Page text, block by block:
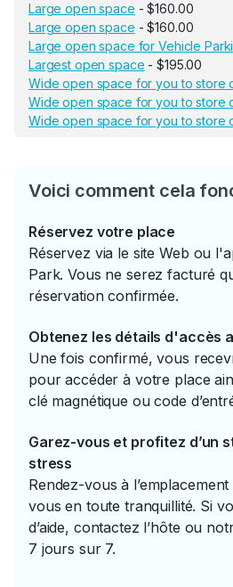
Large open space - $160.00
Large open space - $160.00
Large open space for Vehicle
Largest open space - $195.00
Wide open space for you to store
Wide open space for you to store
Wide open space for you to store
Voici comment cela
Réservez votre place
Réservez via le site Web ou
Park. Vous ne serez facturé
réservation confirmée.
Obtenez les détails d'accès
Une fois confirmé, vous
pour accéder à votre place
clé magnétique ou code
Garez-vous et profitez d’un
stress
Rendez-vous à
vous en toute tranquillité. Si
d’aide, contactez l’hôte ou
7 jours sur 7.